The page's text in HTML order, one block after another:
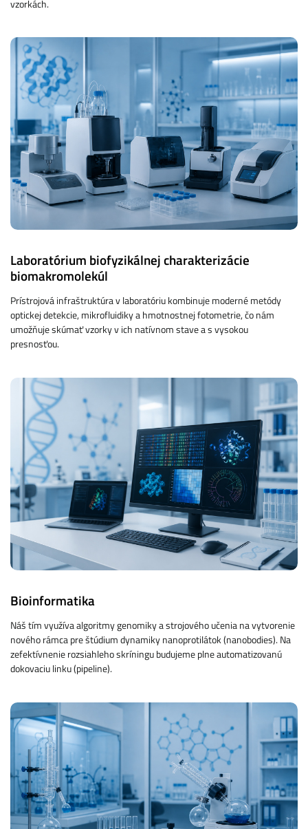
vzorkách.
Laboratórium biofyzikálnej charakterizácie
biomakromolekúl
Prístrojová infraštruktúra v laboratóriu kombinuje moderné metódy
optickej detekcie, mikrofluidiky a hmotnostnej fotometrie, čo nám
umožňuje skúmať vzorky v ich natívnom stave a s vysokou
presnosťou.
Bioinformatika
Náš tím využíva algoritmy genomiky a strojového učenia na vytvorenie
nového rámca pre štúdium dynamiky nanoprotilátok (nanobodies). Na
zefektívnenie rozsiahleho skríningu budujeme plne automatizovanú
dokovaciu linku (pipeline).